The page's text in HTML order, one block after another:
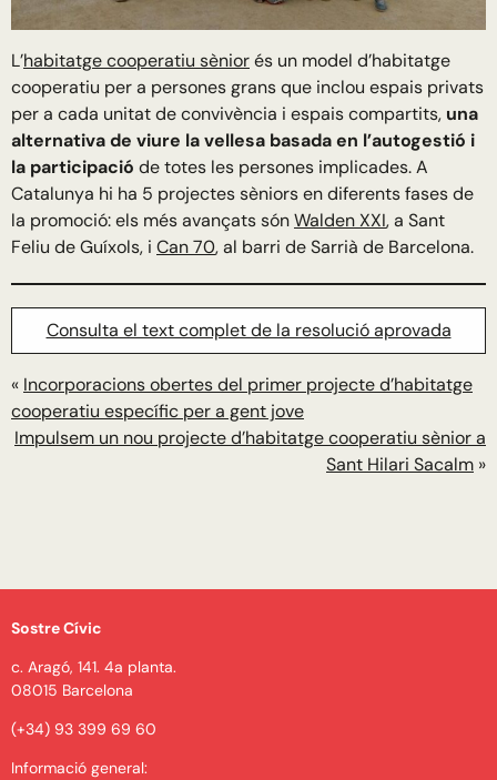
L’habitatge cooperatiu sèniorés un model d’habitatge
cooperatiu per a persones grans que inclou espais privats
per a cada unitat de convivència i espais compartits, una
alternativa de viure la vellesa basada en l’autogestió i
la participació de totes les persones implicades. A
Catalunya hi ha 5 projectes sèniors en diferents fases de
la promoció: els més avançats sónWalden XXI, a Sant
Feliu de Guíxols, i Can 70, al barri de Sarrià de Barcelona.
Consulta el text complet de la resolució aprovada
« Incorporacions obertes del primer projecte d’habitatge
cooperatiu específic per a gent jove
Impulsem un nou projecte d’habitatge cooperatiu sènior a
Sant Hilari Sacalm »
Sostre Cívic
c. Aragó, 141. 4a planta.
08015 Barcelona
(+34) 93 399 69 60
Informació general: